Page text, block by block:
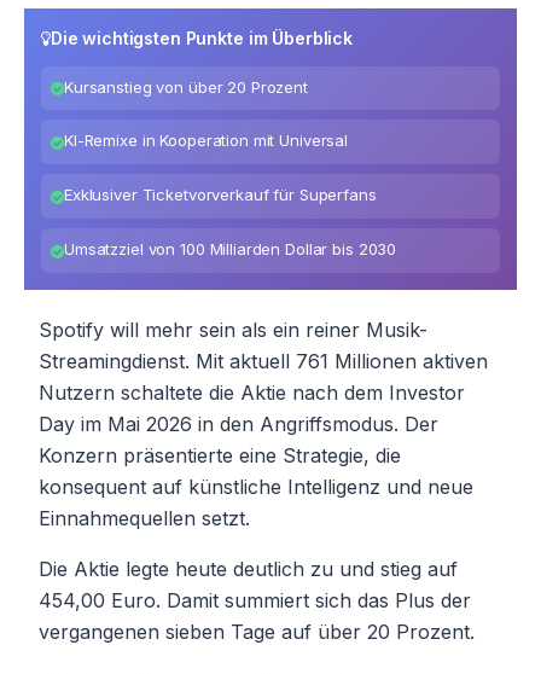
Die wichtigsten Punkte im Überblick
Kursanstieg von über 20 Prozent
KI-Remixe in Kooperation mit Universal
Exklusiver Ticketvorverkauf für Superfans
Umsatzziel von 100 Milliarden Dollar bis 2030
Spotify will mehr sein als ein reiner Musik-
Streamingdienst. Mit aktuell 761 Millionen aktiven
Nutzern schaltete die Aktie nach dem Investor
Day im Mai 2026 in den Angriffsmodus. Der
Konzern präsentierte eine Strategie, die
konsequent auf künstliche Intelligenz und neue
Einnahmequellen setzt.
Die Aktie legte heute deutlich zu und stieg auf
454,00 Euro. Damit summiert sich das Plus der
vergangenen sieben Tage auf über 20 Prozent.